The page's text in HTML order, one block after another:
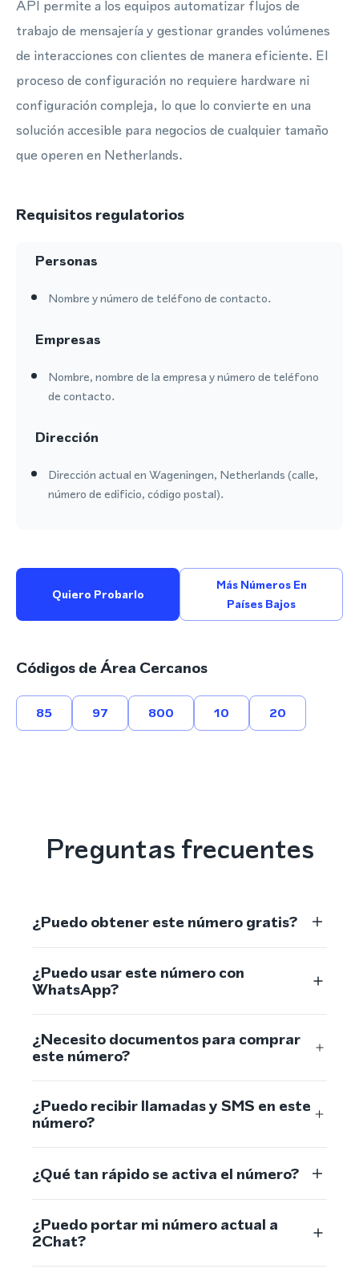
API permite a los equipos automatizar flujos de
trabajo de mensajería y gestionar grandes volúmenes
de interacciones con clientes de manera eficiente. El
proceso de configuración no requiere hardware ni
configuración compleja, lo que lo convierte en una
solución accesible para negocios de cualquier tamaño
que operen en Netherlands.
Requisitos regulatorios
Personas
Nombre y número de teléfono de contacto.
Empresas
Nombre, nombre de la empresa y número de teléfono
de contacto.
Dirección
Dirección actual en Wageningen, Netherlands (calle,
número de edificio, código postal).
Quiero Probarlo
Más Números En
Países Bajos
Códigos de Área Cercanos
85 97 800 10 20
Preguntas frecuentes
¿Puedo obtener este número gratis?
¿Puedo usar este número con
WhatsApp?
¿Necesito documentos para comprar
este número?
¿Puedo recibir llamadas y SMS en este
número?
¿Qué tan rápido se activa el número?
¿Puedo portar mi número actual a
2Chat?